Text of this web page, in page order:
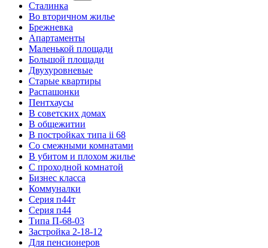
Сталинка
Во вторичном жилье
Брежневка
Апартаменты
Маленькой площади
Большой площади
Двухуровневые
Старые квартиры
Распашонки
Пентхаусы
В советских домах
В общежитии
В постройках типа ii 68
Со смежными комнатами
В убитом и плохом жилье
С проходной комнатой
Бизнес класса
Коммуналки
Серия п44т
Серия п44
Типа П-68-03
Застройка 2-18-12
Для пенсионеров